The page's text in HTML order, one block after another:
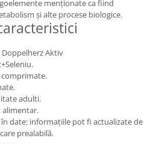
menționate ca fiind
și alte procese biologice.
Aktiv
adulti.
alimentar.
date: informațiile pot fi actualizate de
prealabilă.